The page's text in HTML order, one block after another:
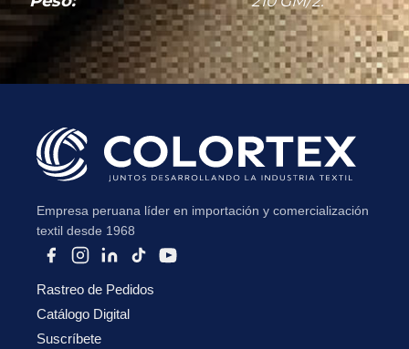
Empresa peruana líder en importación y comercialización
textil desde 1968
Rastreo de Pedidos
Catálogo Digital
Suscríbete